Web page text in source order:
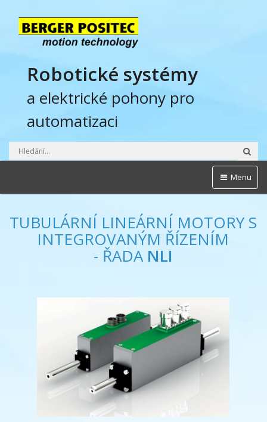
Robotické systémy
a elektrické pohony pro
automatizaci
Menu
TUBULÁRNÍ LINEÁRNÍ MOTORY S
INTEGROVANÝM ŘÍZENÍM
- ŘADA NLI